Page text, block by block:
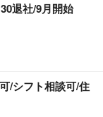
退社/9月開始
/シフト相談可/住